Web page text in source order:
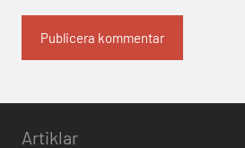
Artiklar